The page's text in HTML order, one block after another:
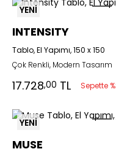
YENİ
INTENSITY
Tablo, El Yapımı, 150 x 150
Çok Renkli, Modern Tasarım
17.728,00 TL Sepette
YENİ
MUSE